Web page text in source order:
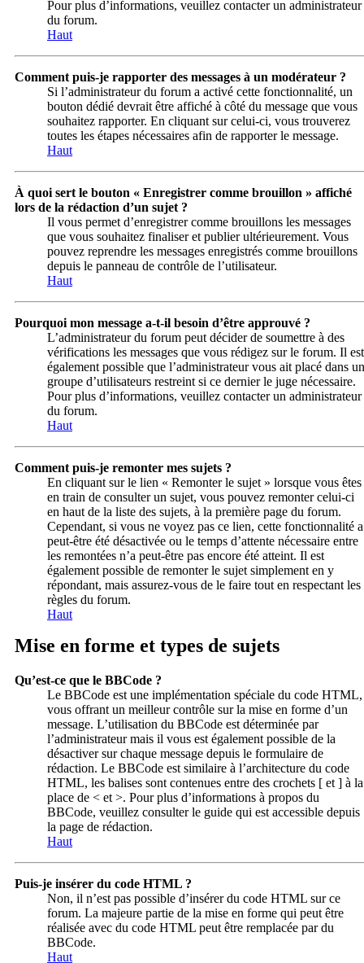
Pour plus d’informations, veuillez contacter un administrateur
du forum.
Haut
Comment puis-je rapporter des messages à un modérateur ?
Si l’administrateur du forum a activé cette fonctionnalité, un
bouton dédié devrait être affiché à côté du message que vous
souhaitez rapporter. En cliquant sur celui-ci, vous trouverez
toutes les étapes nécessaires afin de rapporter le message.
Haut
À quoi sert le bouton « Enregistrer comme brouillon » affiché
lors de la rédaction d’un sujet ?
Il vous permet d’enregistrer comme brouillons les messages
que vous souhaitez finaliser et publier ultérieurement. Vous
pouvez reprendre les messages enregistrés comme brouillons
depuis le panneau de contrôle de l’utilisateur.
Haut
Pourquoi mon message a-t-il besoin d’être approuvé ?
L’administrateur du forum peut décider de soumettre à des
vérifications les messages que vous rédigez sur le forum. Il est
également possible que l’administrateur vous ait placé dans un
groupe d’utilisateurs restreint si ce dernier le juge nécessaire.
Pour plus d’informations, veuillez contacter un administrateur
du forum.
Haut
Comment puis-je remonter mes sujets ?
En cliquant sur le lien « Remonter le sujet » lorsque vous êtes
en train de consulter un sujet, vous pouvez remonter celui-ci
en haut de la liste des sujets, à la première page du forum.
Cependant, si vous ne voyez pas ce lien, cette fonctionnalité a
peut-être été désactivée ou le temps d’attente nécessaire entre
les remontées n’a peut-être pas encore été atteint. Il est
également possible de remonter le sujet simplement en y
répondant, mais assurez-vous de le faire tout en respectant les
règles du forum.
Haut
Mise en forme et types de sujets
Qu’est-ce que le BBCode ?
Le BBCode est une implémentation spéciale du code HTML,
vous offrant un meilleur contrôle sur la mise en forme d’un
message. L’utilisation du BBCode est déterminée par
l’administrateur mais il vous est également possible de la
désactiver sur chaque message depuis le formulaire de
rédaction. Le BBCode est similaire à l’architecture du code
HTML, les balises sont contenues entre des crochets [ et ] à la
place de < et >. Pour plus d’informations à propos du
BBCode, veuillez consulter le guide qui est accessible depuis
la page de rédaction.
Haut
Puis-je insérer du code HTML ?
Non, il n’est pas possible d’insérer du code HTML sur ce
forum. La majeure partie de la mise en forme qui peut être
réalisée avec du code HTML peut être remplacée par du
BBCode.
Haut